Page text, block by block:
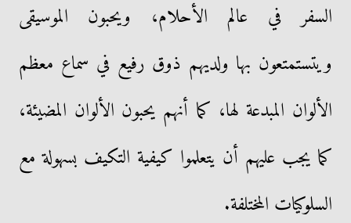
السفر في عالم الأحلام، ويحبون الموسيقى
ويتستمتعون بها ولديهم ذوق رفيع في سماع معظم
الألوان المبدعة لها، كما أنهم يحبون الألوان المضيئة،
كما يجب عليهم أن يتعلموا كيفية التكيف بسهولة مع
السلوكيات المختلفة.